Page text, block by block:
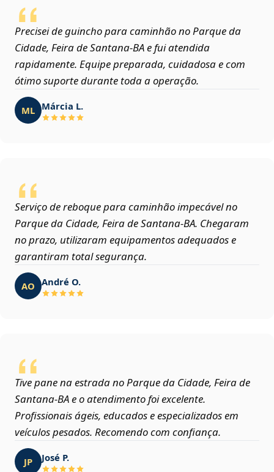
Precisei de guincho para caminhão no Parque da
Cidade, Feira de Santana‑BA e fui atendida
rapidamente. Equipe preparada, cuidadosa e com
ótimo suporte durante toda a operação.
ML Márcia L.
Serviço de reboque para caminhão impecável no
Parque da Cidade, Feira de Santana‑BA. Chegaram
no prazo, utilizaram equipamentos adequados e
garantiram total segurança.
AO André O.
Tive pane na estrada no Parque da Cidade, Feira de
Santana‑BA e o atendimento foi excelente.
Profissionais ágeis, educados e especializados em
veículos pesados. Recomendo com confiança.
JP José P.